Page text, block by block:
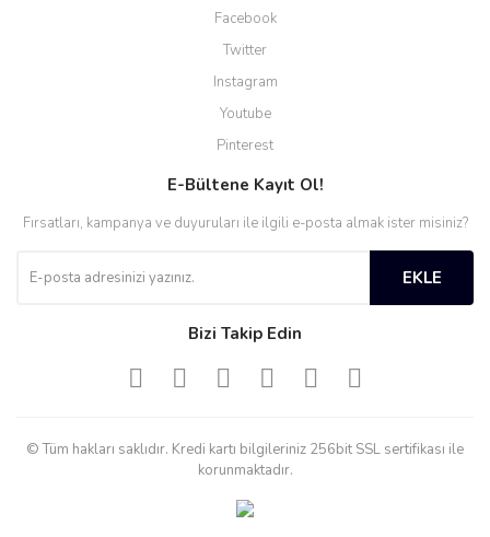
Facebook
Twitter
Instagram
Youtube
Pinterest
E-Bültene Kayıt Ol!
Fırsatları, kampanya ve duyuruları ile ilgili e-posta almak ister misiniz?
EKLE
Bizi Takip Edin
© Tüm hakları saklıdır. Kredi kartı bilgileriniz 256bit SSL sertifikası ile
korunmaktadır.